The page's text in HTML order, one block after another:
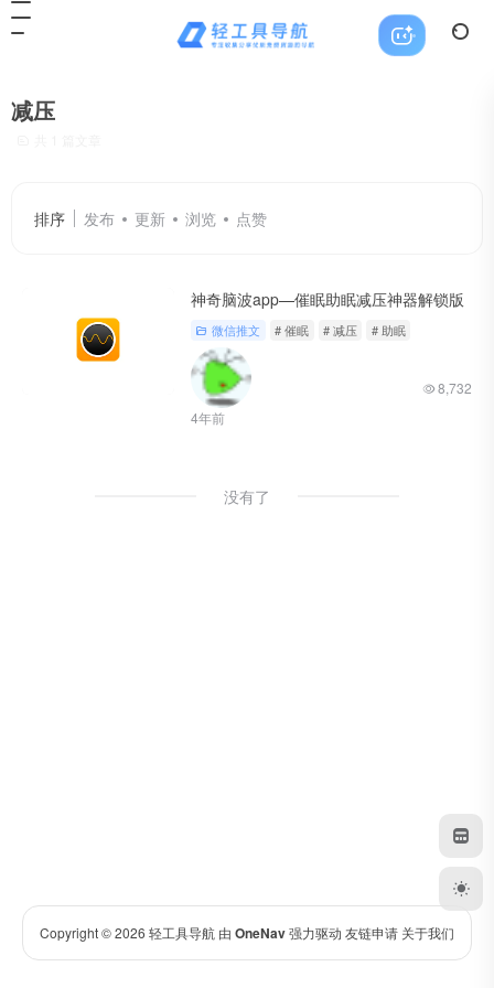
减压
排序 发布 更新 浏览 点赞
神奇脑波app—催眠助眠减压神器解锁版
微信推文 # 催眠 # 减压 # 助眠
4年前
8,732
没有了
Copyright © 2026 轻工具导航 由 OneNav强力驱动 友链申请 关于我们